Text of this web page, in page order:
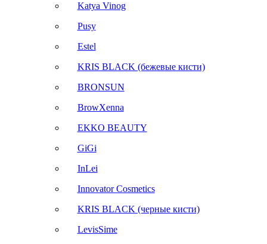
Katya Vinog
Pusy
Estel
KRIS BLACK (бежевые кисти)
BRONSUN
BrowXenna
EKKO BEAUTY
GiGi
InLei
Innovator Cosmetics
KRIS BLACK (черные кисти)
LevisSime